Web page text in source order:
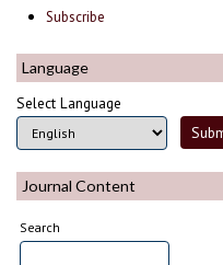
Subscribe
Language
Select Language
Journal Content
Search